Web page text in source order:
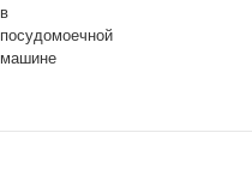
в
посудомоечной
машине